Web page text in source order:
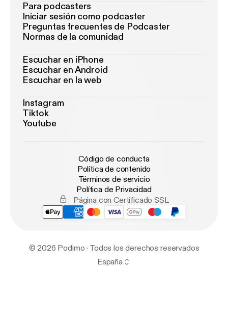
Para podcasters
Iniciar sesión como podcaster
Preguntas frecuentes de Podcaster
Normas de la comunidad
Escuchar en iPhone
Escuchar en Android
Escuchar en la web
Instagram
Tiktok
Youtube
Código de conducta
Política de contenido
Términos de servicio
Política de Privacidad
Página con Certificado SSL
© 2026 Podimo · Todos los derechos reservados
España